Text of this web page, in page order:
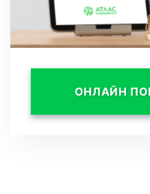
гипермаркет,
почта,
зал Фестивальный,
ОНЛАЙН